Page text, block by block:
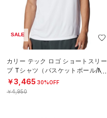
SALE
カリー テック ロゴ ショートスリー
ブ Tシャツ（バスケットボール/ME
N）
￥3,465 30%OFF
￥4,950